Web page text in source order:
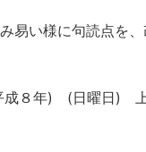
様に句読点を、
成８年) (日曜日